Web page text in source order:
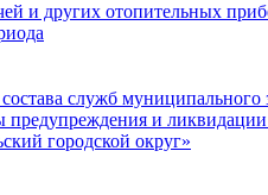
и других отопительных
служб муниципального
предупреждения и
городской округ»